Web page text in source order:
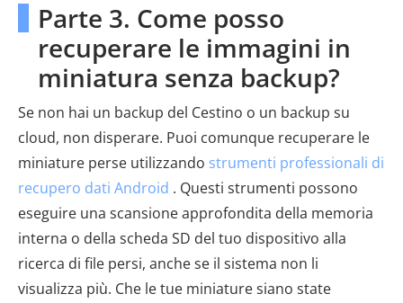
Parte 3. Come posso
recuperare le immagini in
miniatura senza backup?
Se non hai un backup del Cestino o un backup su
cloud, non disperare. Puoi comunque recuperare le
miniature perse utilizzando strumenti professionali di
recupero dati Android . Questi strumenti possono
eseguire una scansione approfondita della memoria
interna o della scheda SD del tuo dispositivo alla
ricerca di file persi, anche se il sistema non li
visualizza più. Che le tue miniature siano state